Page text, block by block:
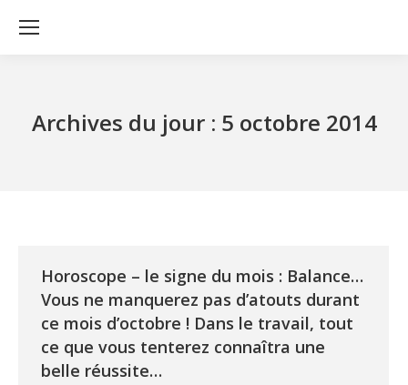
Archives du jour : 5 octobre 2014
Horoscope – le signe du mois : Balance…
Vous ne manquerez pas d’atouts durant
ce mois d’octobre ! Dans le travail, tout
ce que vous tenterez connaîtra une
belle réussite…